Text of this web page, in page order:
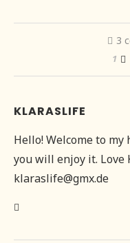
3
1
KLARASLIFE
Hello! Welcome to
you will enjoy it. Love
klaraslife@gmx.de